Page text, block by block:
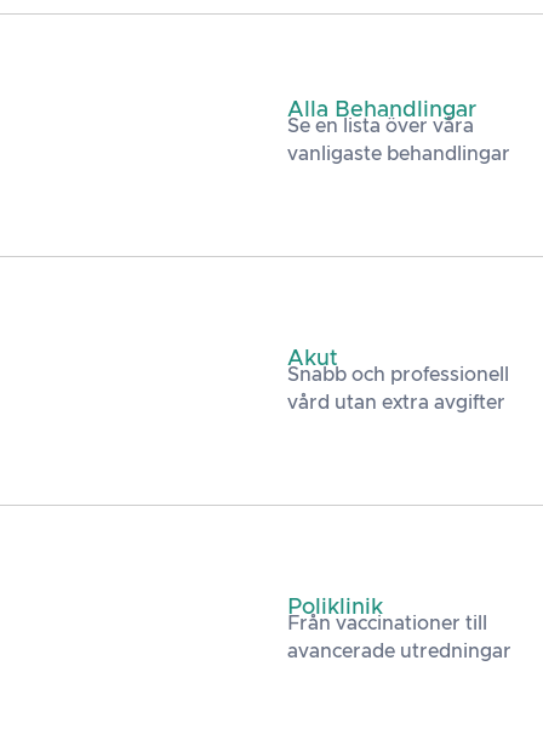
Alla Behandlingar
Se en lista över våra
vanligaste behandlingar
Akut
Snabb och professionell
vård utan extra avgifter
Poliklinik
Från vaccinationer till
avancerade utredningar